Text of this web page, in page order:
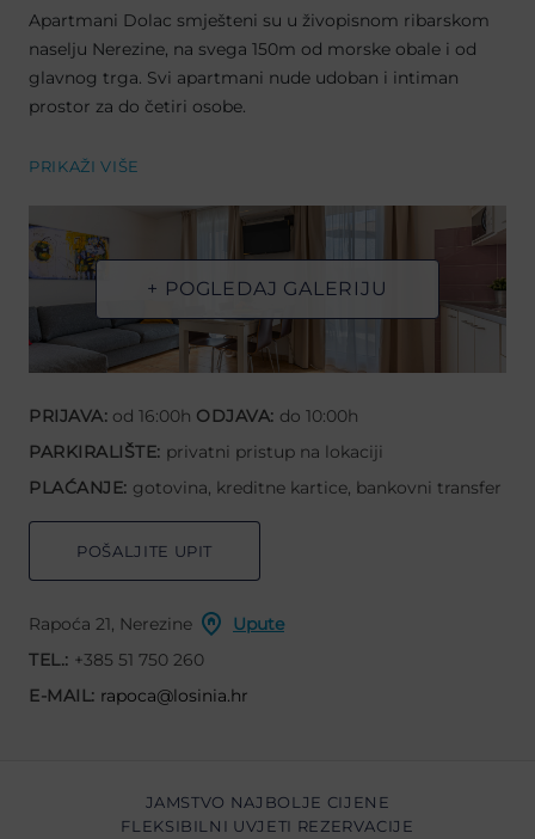
Apartmani Dolac smješteni su u živopisnom ribarskom
naselju Nerezine, na svega 150m od morske obale i od
glavnog trga. Svi apartmani nude udoban i intiman
prostor za do četiri osobe.
PRIKAŽI VIŠE
+ POGLEDAJ GALERIJU
PRIJAVA: od 16:00h ODJAVA: do 10:00h
PARKIRALIŠTE: privatni pristup na lokaciji
PLAĆANJE: gotovina, kreditne kartice, bankovni transfer
POŠALJITE UPIT
Rapoća 21, Nerezine
Upute
TEL.: +385 51 750 260
E-MAIL: rapoca@losinia.hr
JAMSTVO NAJBOLJE CIJENE
FLEKSIBILNI UVJETI REZERVACIJE